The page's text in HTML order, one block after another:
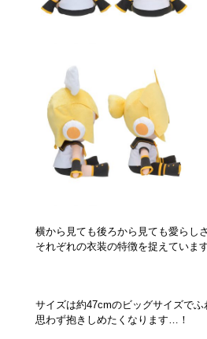
横から見ても後ろから見ても愛らし
それぞれの衣装の特徴を捉えています
サイズは約47cmのビッグサイズでふ
思わず抱きしめたくなります…！